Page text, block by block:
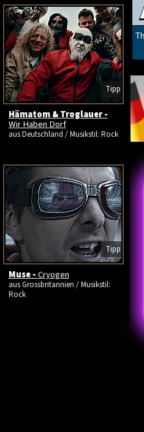
Tipp
Hämatom & Troglauer -
Wir Haben Dorf
aus Deutschland / Musikstil: Rock
Tipp
Muse -Cryogen
aus Grossbritannien / Musikstil:
Rock